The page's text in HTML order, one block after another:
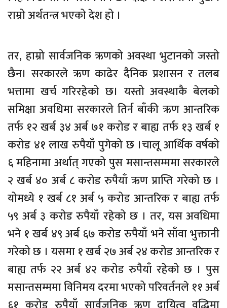
राम्रो अर्थतन्त्र भएको देश हो ।
तर, हाम्रो सार्वजनिक ऋणको अवस्था भुटानको जस्तो
छैन। सरकारले ऋण काढेर दैनिक प्रशासन र तलब
भत्तामा खर्च गरिरहेको छ। यस्तो अवस्थाकै बेलको
समिक्षा अवधिमा सरकारले तिर्न बाँकी ऋण आन्तरिक
तर्फ १२ खर्ब ३४ अर्ब ७१ करोड र बाह्य तर्फ १३ खर्ब १
करोड ४१ लाख रुपैयाँ पुगेको छ ।चालू आर्थिक वर्षको
६ महिनामा अर्थात् गएको पुस मसान्तसम्ममा सरकारले
२ खर्ब ४० अर्ब ८ करोड रुपैयाँ ऋण प्राप्ति गरेको छ ।
योमध्ये १ खर्ब ८१ अर्ब ५ करोड आन्तरिक र बाह्य तर्फ
५९ अर्ब ३ करोड रुपैयाँ रहेको छ । तर, यस अवधिमा
भने १ खर्ब ४९ अर्ब ६७ करोड रुपैयाँ भने साँवा भुक्तानी
गरेको छ । यसमा १ खर्ब २७ अर्ब २४ करोड आन्तरिक र
बाह्य तर्फ २२ अर्ब ४२ करोड रुपैयाँ रहेको छ । पुस
मसान्तसम्ममा विनिमय दरमा भएको परिवर्तनले ११ अर्ब